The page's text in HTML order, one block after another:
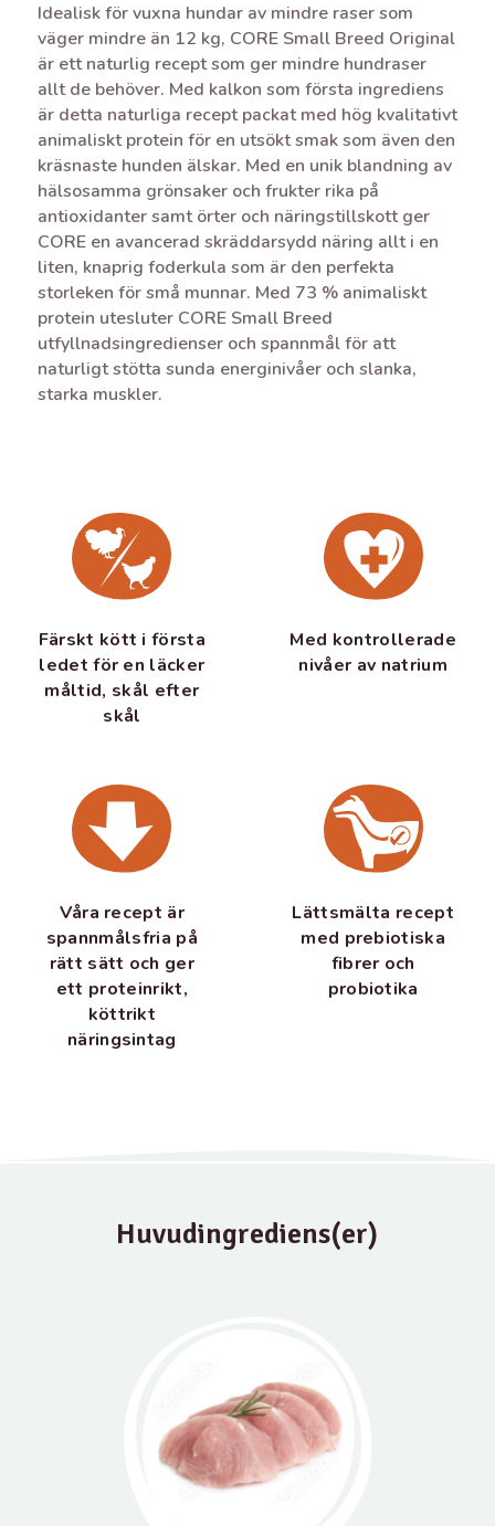
Idealisk för vuxna hundar av mindre raser som
väger mindre än 12 kg, CORE Small Breed Original
är ett naturlig recept som ger mindre hundraser
allt de behöver. Med kalkon som första ingrediens
är detta naturliga recept packat med hög kvalitativt
animaliskt protein för en utsökt smak som även den
kräsnaste hunden älskar. Med en unik blandning av
hälsosamma grönsaker och frukter rika på
antioxidanter samt örter och näringstillskott ger
CORE en avancerad skräddarsydd näring allt i en
liten, knaprig foderkula som är den perfekta
storleken för små munnar. Med 73 % animaliskt
protein utesluter CORE Small Breed
utfyllnadsingredienser och spannmål för att
naturligt stötta sunda energinivåer och slanka,
starka muskler.
Färskt kött i första
ledet för en läcker
måltid, skål efter
skål
Med kontrollerade
nivåer av natrium
Våra recept är
spannmålsfria på
rätt sätt och ger
ett proteinrikt,
köttrikt
näringsintag
Lättsmälta recept
med prebiotiska
fibrer och
probiotika
Huvudingrediens(er)